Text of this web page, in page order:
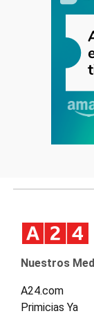
Nuestros
A24.com
Primicias Ya